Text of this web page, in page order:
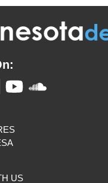
©2026 MLatino Media,